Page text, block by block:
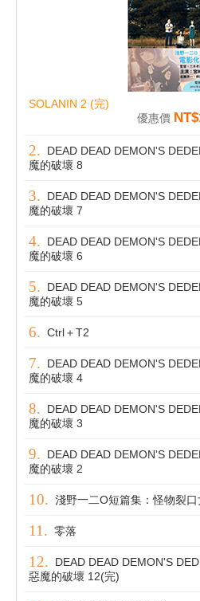
SOLANIN 2 (完)
優惠價
DEAD DEAD DEMON'S
魔的破壞 8
DEAD DEAD DEMON'S
魔的破壞 7
DEAD DEAD DEMON'S
魔的破壞 6
DEAD DEAD DEMON'S
魔的破壞 5
Ctrl＋T2
DEAD DEAD DEMON'S
魔的破壞 4
DEAD DEAD DEMON'S
魔的破壞 3
DEAD DEAD DEMON'S
魔的破壞 2
淺野一二O短篇集：怪物裂
零落
DEAD DEAD DEMON'S
惡魔的破壞 12(完)